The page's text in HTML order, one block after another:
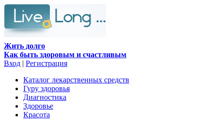
Жить долго
Как быть здоровым и счастливым
Вход | Регистрация
Каталог лекарственных средств
Гуру здоровья
Диагностика
Здоровье
Красота